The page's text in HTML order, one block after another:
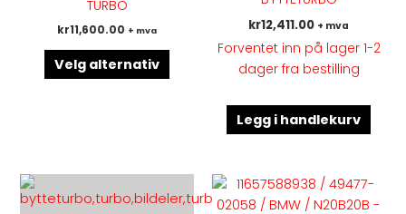
TURBO
kr11,600.00 + mva
Velg alternativ
produktsiden
kr12,411.00 + mva
Forventet inn på lager 1-2
dager fra bestilling
Legg i handlekurv
produktet
Dette